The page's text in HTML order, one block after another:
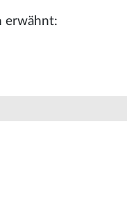
erwähnt: